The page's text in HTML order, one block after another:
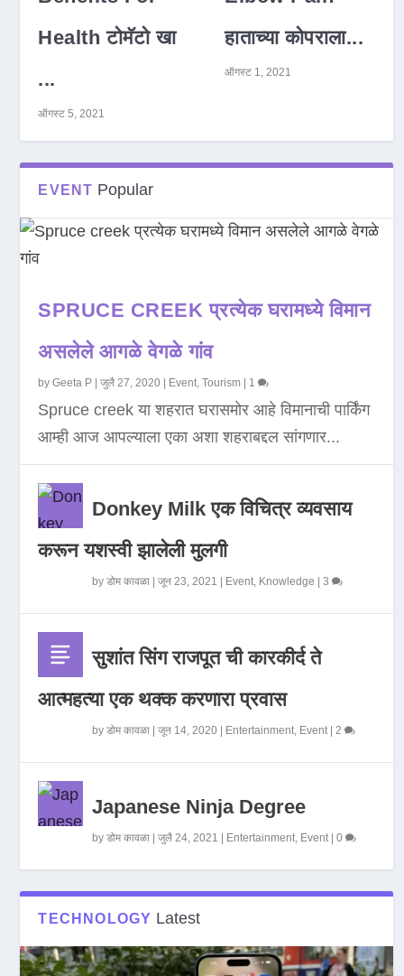
Health टोमॅटो खा
...
ऑगस्ट 5, 2021
हाताच्या कोपराला...
ऑगस्ट 1, 2021
EVENT Popular
SPRUCE CREEK प्रत्येक घरामध्ये विमान
असलेले आगळे वेगळे गांव
byGeeta P |जुलै 27, 2020 Event,Tourism 1
Spruce creek या शहरात घरासमोर आहे विमानाची पार्किंग
आम्ही आज आपल्याला एका अशा शहराबद्दल सांगणार...
Donkey Milk एक विचित्र व्यवसाय
करून यशस्वी झालेली मुलगी
byडोम कावळा |जून 23, 2021 Event, Knowledge |3
सुशांत सिंग राजपूत ची कारकीर्द ते
आत्महत्या एक थक्क करणारा प्रवास
byडोम कावळा |जून 14, 2020 Entertainment, Event|2
Japanese Ninja Degree
byडोम कावळा |जुलै 24, 2021 Entertainment, Event|0
TECHNOLOGY Latest